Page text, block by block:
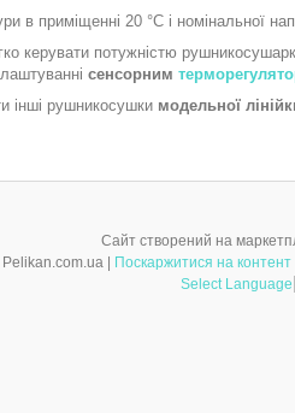
в приміщенні 20 °С і номінальної
керувати потужністю
сенсорним
інші рушникосушки модельної
Сайт створений на
Pelikan.com.ua | Поскаржитися на контент
Select Language